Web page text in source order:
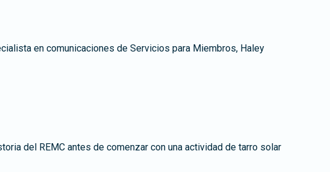
en comunicaciones de Servicios para Miembros, Haley
del REMC antes de comenzar con una actividad de tarro solar